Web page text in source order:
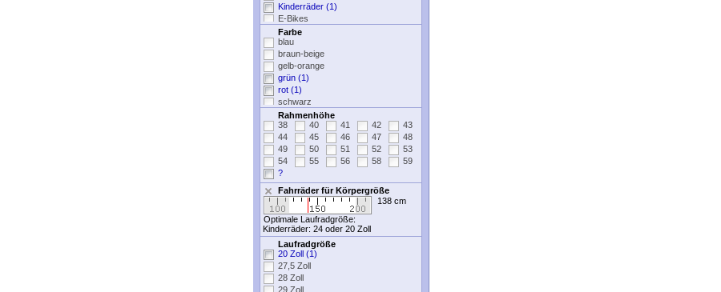
Kinderräder (1)
E-Bikes
Sportbekleidung
Fahrradteile
Fahrradzubehör
Farbe
blau
braun-beige
gelb-orange
grün (1)
rot (1)
schwarz
silber-grau
weiß
ohne Angabe
Rahmenhöhe
38
40 41 42
43
44
45 46 47
48
49
50 51 52
53
54
55 56 58
59
?
Fahrräder für Körpergröße
138 cm
Optimale Laufradgröße:
Kinderräder: 24 oder 20 Zoll
Laufradgröße
20 Zoll (1)
27,5 Zoll
28 Zoll
29 Zoll